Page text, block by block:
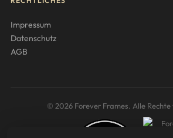
Impressum
Datenschutz
AGB
© 2026 Forever Frames. Alle